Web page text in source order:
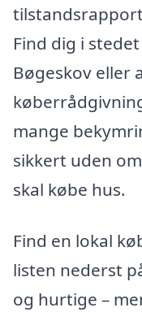
Find dig i
Bøgeskov eller
mange
sikkert uden
skal købe hus.
Find en lokal
listen nederst
og hurtige –